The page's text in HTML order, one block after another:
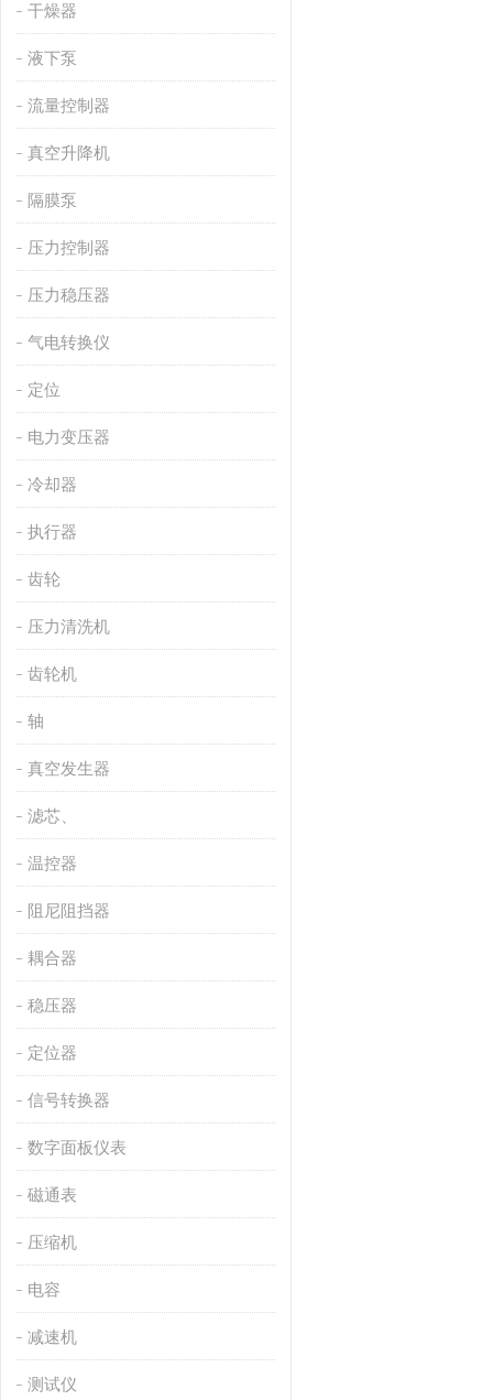
干燥器
液下泵
流量控制器
真空升降机
隔膜泵
压力控制器
压力稳压器
气电转换仪
定位
电力变压器
冷却器
执行器
齿轮
压力清洗机
齿轮机
轴
真空发生器
滤芯、
温控器
阻尼阻挡器
耦合器
稳压器
定位器
信号转换器
数字面板仪表
磁通表
压缩机
电容
减速机
测试仪